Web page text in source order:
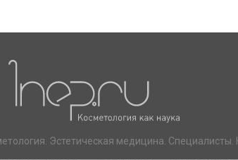
Эстетическая медицина. Специалисты.